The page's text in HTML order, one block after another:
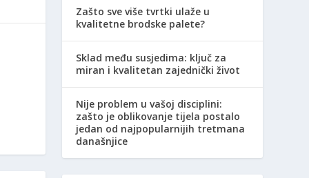
Zašto sve više tvrtki ulaže u
kvalitetne brodske palete?
Sklad među susjedima: ključ za
miran i kvalitetan zajednički život
Nije problem u vašoj disciplini:
zašto je oblikovanje tijela postalo
jedan od najpopularnijih tretmana
današnjice